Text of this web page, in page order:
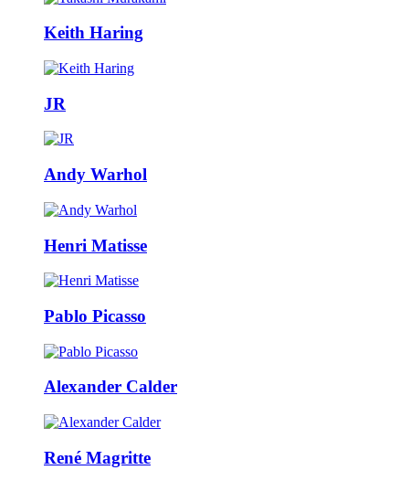
Keith Haring
JR
Andy Warhol
Henri Matisse
Pablo Picasso
Alexander Calder
René Magritte